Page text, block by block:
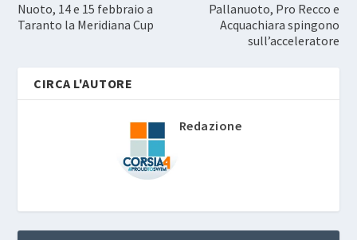
Nuoto, 14 e 15 febbraio a
Taranto la Meridiana Cup
Pallanuoto, Pro Recco e
Acquachiara spingono
sull’acceleratore
CIRCA L'AUTORE
Redazione